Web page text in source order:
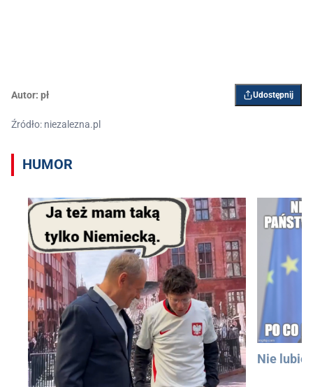
Autor: pł Udostępnij
Źródło: niezalezna.pl
HUMOR
Nie lubię